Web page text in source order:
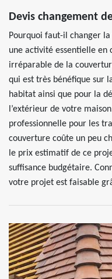
Devis changement
Pourquoi faut-il changer
une activité essentielle en
irréparable de la
qui est très bénéfique sur
habitat ainsi que pour la
l’extérieur de votre
professionnelle pour les
couverture coûte un peu
le prix estimatif de ce
suffisance budgétaire.
votre projet est faisable